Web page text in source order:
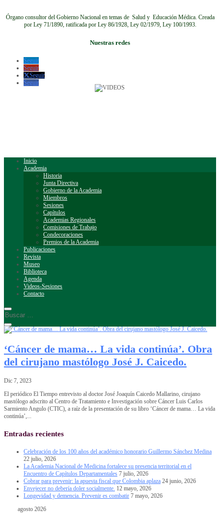
Órgano consultor del Gobierno Nacional en temas de Salud y Educación Médica. Creada
por Ley 71/1890, ratificada por Ley 86/1928, Ley 02/1979, Ley 100/1993.
Nuestras redes
Seguir
Seguir
Seguir
Seguir
Inicio
Academia
Historia
Junta Directiva
Gobierno de la Academia
Miembros
Sesiones
Capítulos
Academias Regionales
Comisiones de Trabajo
Condecoraciones
Premios de la Academia
Publicaciones
Revista
Museo
Biblioteca
Agenda
Videos-Sesiones
Contacto
‘Cáncer de mama… La vida continúa’. Obra
del cirujano mastólogo José J. Caicedo.
Dic 7, 2023
El periódico El Tiempo entrevisto al doctor José Joaquín Caicedo Mallarino, cirujano
mastólogo adscrito al Centro de Tratamiento e Investigación sobre Cáncer Luis Carlos
Sarmiento Angulo (CTIC), a raíz de la presentación de su libro ‘Cáncer de mama… La vida
continúa’,...
Entradas recientes
Celebración de los 100 años del académico honorario Guillermo Sánchez Medina
22 julio, 2026
La Academia Nacional de Medicina fortalece su presencia territorial en el
Encuentro de Capítulos Departamentales 7 julio, 2026
Cobrar para prevenir: la apuesta fiscal que Colombia aplaza 24 junio, 2026
Envejecer no debería doler socialmente. 12 mayo, 2026
Longevidad y demencia. Prevenir es combatir 7 mayo, 2026
agosto 2026